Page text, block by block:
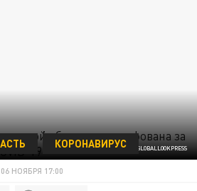
КОМСОМОЛЬСКАЯ ПРАВДА/GLOBALLOOKPRESS
КОРОНАВИРУС
06 НОЯБРЯ 17:00